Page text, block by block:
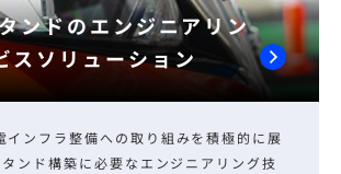
ンドのエンジニアリン
スソリューション
インフラ整備への取り組みを積極的に展
ンド構築に必要なエンジニアリング技